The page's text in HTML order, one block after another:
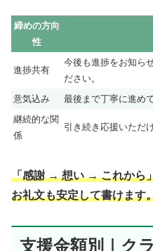
締めの方向
性
進捗共有
今後も進捗をお知ら
ださい。
意気込み
最後まで丁寧に進め
継続的な関
係
引き続き応援いただ
「感謝 → 想い → これから
お礼文も安定して書けます
支援金額別｜ク